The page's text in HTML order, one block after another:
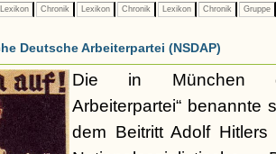
Lexikon Chronik Lexikon Chronik Lexikon Chronik Gruppe
Deutsche Arbeiterpartei (NSDAP)
Die in München
Arbeiterpartei“
dem Beitritt Adolf